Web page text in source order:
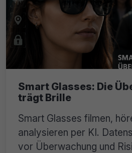
Smart Glasses: Die
trägt Brille
Smart Glasses filmen,
analysieren per KI.
vor Überwachung und